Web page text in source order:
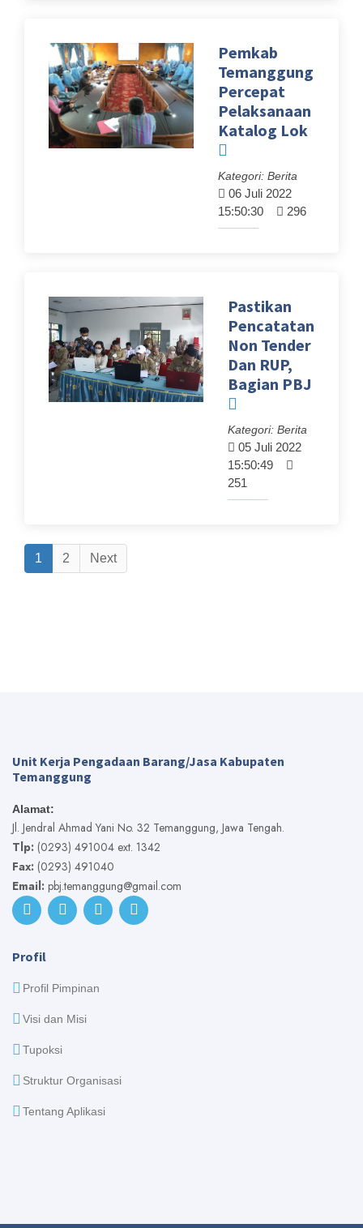
Pemkab
Temanggung
Percepat
Pelaksanaan
Katalog Lok
Kategori: Berita
06 Juli 2022
15:50:30
296
Pastikan
Pencatatan
Non Tender
Dan RUP,
Bagian PBJ
Kategori: Berita
05 Juli 2022
15:50:49
251
1 2 Next
Unit Kerja Pengadaan Barang/Jasa Kabupaten
Temanggung
Alamat:
Jl. Jendral Ahmad Yani No. 32 Temanggung, Jawa Tengah.
Tlp: (0293) 491004 ext. 1342
Fax: (0293) 491040
Email: pbj.temanggung@gmail.com
Profil
Profil Pimpinan
Visi dan Misi
Tupoksi
Struktur Organisasi
Tentang Aplikasi